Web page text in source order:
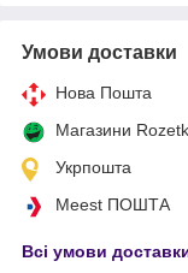
Умови доставки
Нова Пошта
Магазини
Укрпошта
Meest ПОШТА
Всі умови